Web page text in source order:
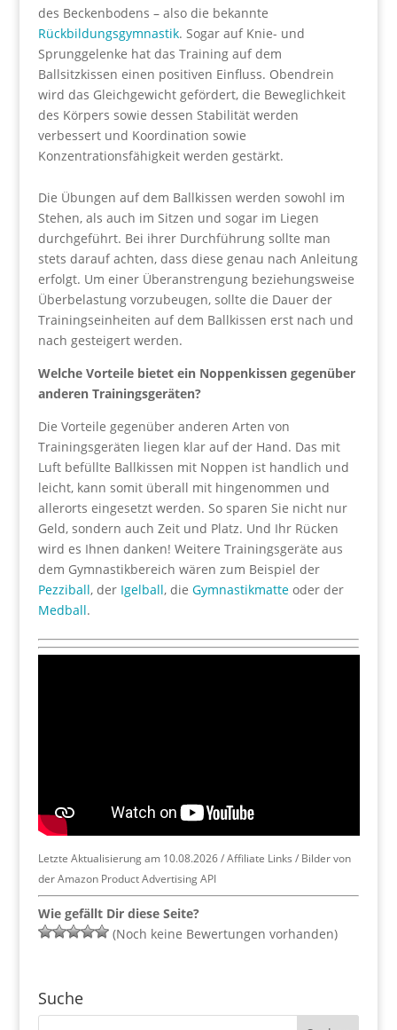
des Beckenbodens – also die bekannte
Rückbildungsgymnastik. Sogar auf Knie- und
Sprunggelenke hat das Training auf dem
Ballsitzkissen einen positiven Einfluss. Obendrein
wird das Gleichgewicht gefördert, die Beweglichkeit
des Körpers sowie dessen Stabilität werden
verbessert und Koordination sowie
Konzentrationsfähigkeit werden gestärkt.
Die Übungen auf dem Ballkissen werden sowohl im
Stehen, als auch im Sitzen und sogar im Liegen
durchgeführt. Bei ihrer Durchführung sollte man
stets darauf achten, dass diese genau nach Anleitung
erfolgt. Um einer Überanstrengung beziehungsweise
Überbelastung vorzubeugen, sollte die Dauer der
Trainingseinheiten auf dem Ballkissen erst nach und
nach gesteigert werden.
Welche Vorteile bietet ein Noppenkissen gegenüber
anderen Trainingsgeräten?
Die Vorteile gegenüber anderen Arten von
Trainingsgeräten liegen klar auf der Hand. Das mit
Luft befüllte Ballkissen mit Noppen ist handlich und
leicht, kann somit überall mit hingenommen und
allerorts eingesetzt werden. So sparen Sie nicht nur
Geld, sondern auch Zeit und Platz. Und Ihr Rücken
wird es Ihnen danken! Weitere Trainingsgeräte aus
dem Gymnastikbereich wären zum Beispiel der
Pezziball, der Igelball, die Gymnastikmatteoder der
Medball.
Letzte Aktualisierung am 10.08.2026 / Affiliate Links / Bilder von
der Amazon Product Advertising API
Wie gefällt Dir diese Seite?
(Noch keine Bewertungen vorhanden)
Suche